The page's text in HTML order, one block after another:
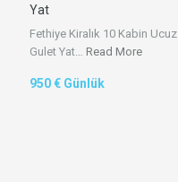
Yat
Fethiye Kiralık 10 Kabin Ucuz
Gulet Yat… Read More
950 € Günlük